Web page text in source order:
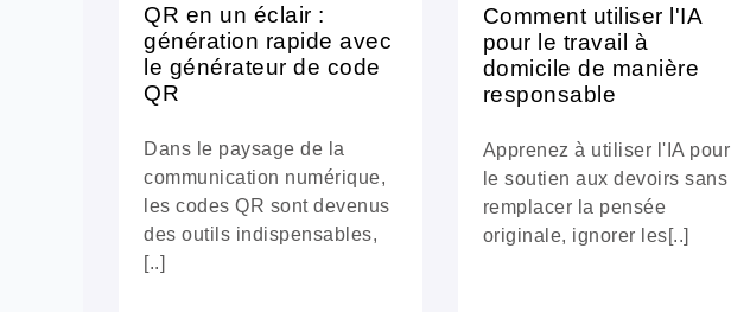
QR en un éclair :
génération rapide avec
le générateur de code
QR
Dans le paysage de la
communication numérique,
les codes QR sont devenus
des outils indispensables,
[..]
Comment utiliser l'IA
pour le travail à
domicile de manière
responsable
Apprenez à utiliser l'IA pour
le soutien aux devoirs sans
remplacer la pensée
originale, ignorer les[..]